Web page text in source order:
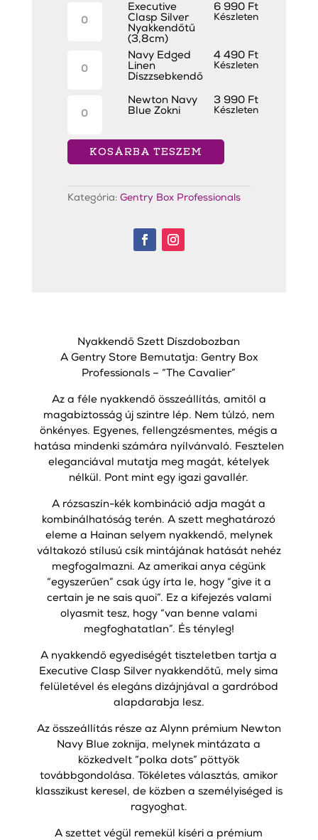
Clasp
Nyakkendőtű
Executive
Clasp Silver
Nyakkendőtű
(3,8cm)
6 990 Ft
Készleten
Edged
Navy Edged
Linen
Díszzsebkendő
4 490 Ft
Készleten
Navy
mennyiség
Newton Navy
Blue Zokni
3 990 Ft
Készleten
KOSÁRBA TESZEM
Kategória: Gentry Box Professionals
Nyakkendő Szett Díszdobozban
A Gentry Store Bemutatja: Gentry Box
Professionals – “The Cavalier”
Az a féle nyakkendő összeállítás, amitől a
magabiztosság új szintre lép. Nem túlzó, nem
önkényes. Egyenes, fellengzésmentes, mégis a
hatása mindenki számára nyílvánvaló. Fesztelen
eleganciával mutatja meg magát, kételyek
nélkül. Pont mint egy igazi gavallér.
A rózsaszín-kék kombináció adja magát a
kombinálhatóság terén. A szett meghatározó
eleme a Hainan selyem nyakkendő, melynek
váltakozó stílusú csík mintájának hatását nehéz
megfogalmazni. Az amerikai anya cégünk
“egyszerűen” csak úgy írta le, hogy “give it a
certain je ne sais quoi”. Ez a kifejezés valami
olyasmit tesz, hogy “van benne valami
megfoghatatlan”. És tényleg!
A nyakkendő egyediségét tiszteletben tartja a
Executive Clasp Silver nyakkendőtű, mely sima
felületével és elegáns dizájnjával a gardróbod
alapdarabja lesz.
Az összeállítás része az Alynn prémium Newton
Navy Blue zoknija, melynek mintázata a
közkedvelt “polka dots” pöttyök
továbbgondolása. Tökéletes választás, amikor
klasszikust keresel, de közben a személyiséged is
ragyoghat.
A szettet végül remekül kíséri a prémium